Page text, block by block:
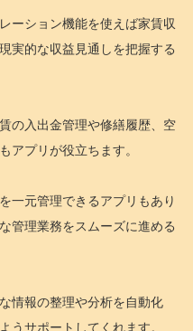
ーション機能を使えば家賃収
実的な収益見通しを把握する
の入出金管理や修繕履歴、空
アプリが役立ちます。
一元管理できるアプリもあり
管理業務をスムーズに進める
情報の整理や分析を自動化
うサポートしてくれます。